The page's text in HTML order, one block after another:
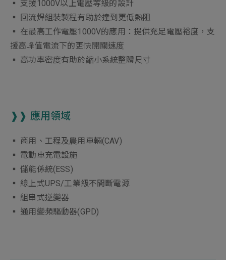
▪︎ 支援1000V以上電壓等級的設計
▪︎ 回流焊組裝製程有助於達到更低熱阻
▪︎ 在最高工作電壓1000V的應用：提供充足電壓裕度，支
援高峰值電流下的更快開關速度
▪︎ 高功率密度有助於縮小系統整體尺寸
❱❱ 應用領域
▪︎ 商用、工程及農用車輛(CAV)
▪︎ 電動車充電設施
▪︎ 儲能係統(ESS)
▪︎ 線上式UPS/工業級不間斷電源
▪︎ 組串式逆變器
▪︎ 通用變頻驅動器(GPD)